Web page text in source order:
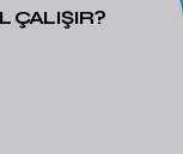
ÇALIŞIR?